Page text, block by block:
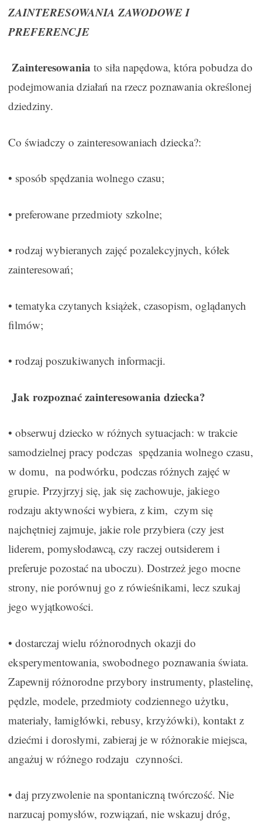
ZAINTERESOWANIA ZAWODOWE I
PREFERENCJE
Zainteresowania to siła napędowa, która pobudza do
podejmowania działań na rzecz poznawania określonej
dziedziny.
Co świadczy o zainteresowaniach dziecka?:
• sposób spędzania wolnego czasu;
• preferowane przedmioty szkolne;
• rodzaj wybieranych zajęć pozalekcyjnych, kółek
zainteresowań;
• tematyka czytanych książek, czasopism, oglądanych
filmów;
• rodzaj poszukiwanych informacji.
Jak rozpoznać zainteresowania dziecka?
• obserwuj dziecko w różnych sytuacjach: w trakcie
samodzielnej pracy podczas spędzania wolnego czasu,
w domu, na podwórku, podczas różnych zajęć w
grupie. Przyjrzyj się, jak się zachowuje, jakiego
rodzaju aktywności wybiera, z kim, czym się
najchętniej zajmuje, jakie role przybiera (czy jest
liderem, pomysłodawcą, czy raczej outsiderem i
preferuje pozostać na uboczu). Dostrzeż jego mocne
strony, nie porównuj go z rówieśnikami, lecz szukaj
jego wyjątkowości.
• dostarczaj wielu różnorodnych okazji do
eksperymentowania, swobodnego poznawania świata.
Zapewnij różnorodne przybory instrumenty, plastelinę,
pędzle, modele, przedmioty codziennego użytku,
materiały, łamigłówki, rebusy, krzyżówki), kontakt z
dziećmi i dorosłymi, zabieraj je w różnorakie miejsca,
angażuj w różnego rodzaju czynności.
• daj przyzwolenie na spontaniczną twórczość. Nie
narzucaj pomysłów, rozwiązań, nie wskazuj dróg,